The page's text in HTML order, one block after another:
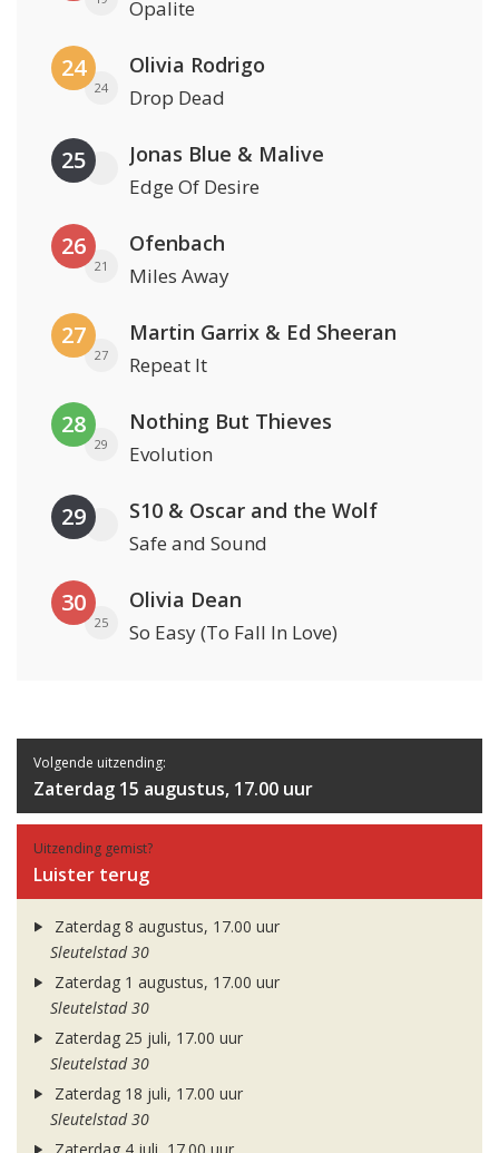
Opalite
24
24
Olivia Rodrigo
Drop Dead
25 Jonas Blue & Malive
Edge Of Desire
26
21
Ofenbach
Miles Away
27
27
Martin Garrix & Ed Sheeran
Repeat It
28
29
Nothing But Thieves
Evolution
29 S10 & Oscar and the Wolf
Safe and Sound
30
25
Olivia Dean
So Easy (To Fall In Love)
Volgende uitzending:
Zaterdag 15 augustus, 17.00 uur
Uitzending gemist?
Luister terug
Zaterdag 8 augustus, 17.00 uur
Sleutelstad 30
Zaterdag 1 augustus, 17.00 uur
Sleutelstad 30
Zaterdag 25 juli, 17.00 uur
Sleutelstad 30
Zaterdag 18 juli, 17.00 uur
Sleutelstad 30